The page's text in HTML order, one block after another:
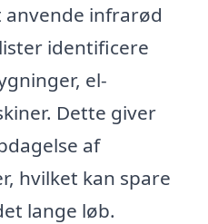
anvende infrarød
identificere
el-
Dette giver
af
hvilket kan spare
lange løb.